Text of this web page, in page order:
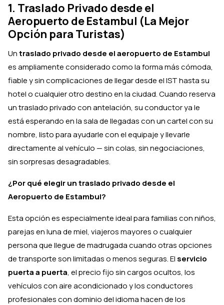
1. Traslado Privado desde el
Aeropuerto de Estambul (La Mejor
Opción para Turistas)
Untraslado privado desde el aeropuerto de Estambul
es ampliamente considerado como la forma más cómoda,
fiable y sin complicaciones de llegar desde el IST hasta su
hotel o cualquier otro destino en la ciudad. Cuando reserva
un traslado privado con antelación, su conductor ya le
está esperando en la sala de llegadas con un cartel con su
nombre, listo para ayudarle con el equipaje y llevarle
directamente al vehículo — sin colas, sin negociaciones,
sin sorpresas desagradables.
¿Por qué elegir un traslado privado desde el
Aeropuerto de Estambul?
Esta opción es especialmente ideal para familias con niños,
parejas en luna de miel, viajeros mayores o cualquier
persona que llegue de madrugada cuando otras opciones
de transporte son limitadas o menos seguras. El servicio
puerta a puerta, el precio fijo sin cargos ocultos, los
vehículos con aire acondicionado y los conductores
profesionales con dominio del idioma hacen de los